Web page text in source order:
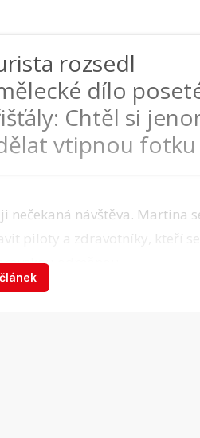
rozsedl
dílo
Chtěl si
vtipnou fotku
návštěva. Martina
piloty a zdravotníky, kteří
odměnou.
jednou a otevřeně